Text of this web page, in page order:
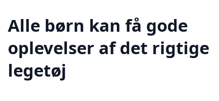
Alle børn kan få gode
oplevelser af det rigtige
legetøj